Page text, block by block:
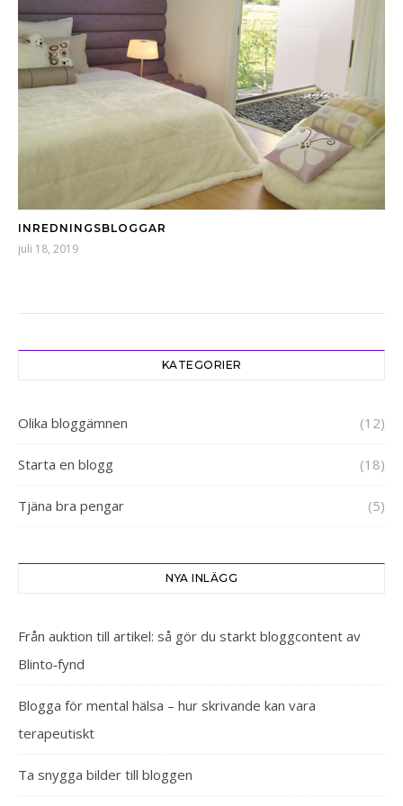
INREDNINGSBLOGGAR
juli 18, 2019
KATEGORIER
Olika bloggämnen (12)
Starta en blogg (18)
Tjäna bra pengar (5)
NYA INLÄGG
Från auktion till artikel: så gör du starkt bloggcontent av
Blinto‑fynd
Blogga för mental hälsa – hur skrivande kan vara
terapeutiskt
Ta snygga bilder till bloggen